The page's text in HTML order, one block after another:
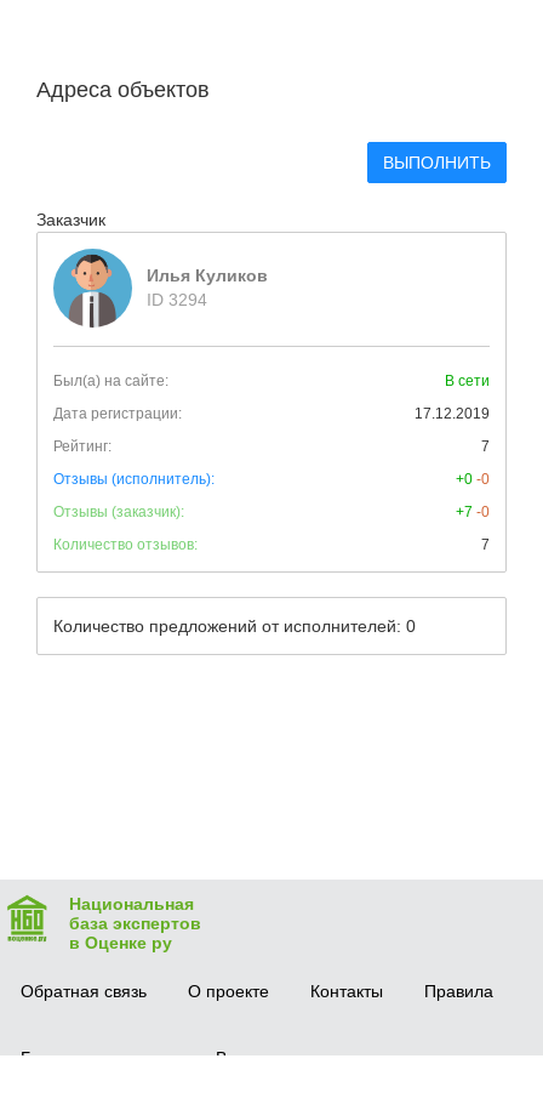
Адреса объектов
ВЫПОЛНИТЬ
Заказчик
Илья Куликов
ID 3294
Был(а) на сайте:
В сети
Дата регистрации:
17.12.2019
Рейтинг:
7
Отзывы (исполнитель):
+0 -0
Отзывы (заказчик):
+7 -0
Количество отзывов:
7
Количество предложений от исполнителей: 0
Национальная
база экспертов
в Оценке ру
Обратная связь О проекте Контакты Правила
Безопасная сделка Вопрос-ответ